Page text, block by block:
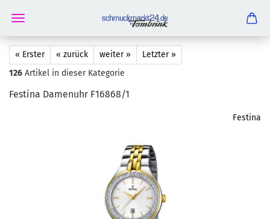
« Erster « zurück weiter »
Letzter »
126 Artikel in dieser Kategorie
Festi­na Da­men­uhr F16868/1
Festina